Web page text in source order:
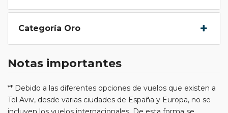
Categoría Oro
Notas importantes
** Debido a las diferentes opciones de vuelos que existen a
Tel Aviv, desde varias ciudades de España y Europa, no se